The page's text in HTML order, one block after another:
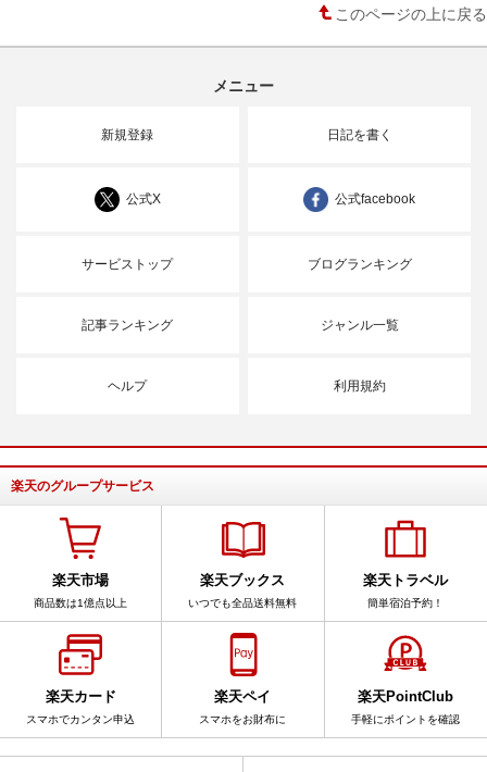
このページの上に戻る
メニュー
新規登録 日記を書く
公式X 公式facebook
サービストップ ブログランキング
記事ランキング ジャンル一覧
ヘルプ 利用規約
楽天のグループサービス
楽天市場
商品数は1億点以上
楽天ブックス
いつでも全品送料無料
楽天トラベル
簡単宿泊予約！
楽天カード
スマホでカンタン申込
楽天ペイ
スマホをお財布に
楽天PointClub
手軽にポイントを確認